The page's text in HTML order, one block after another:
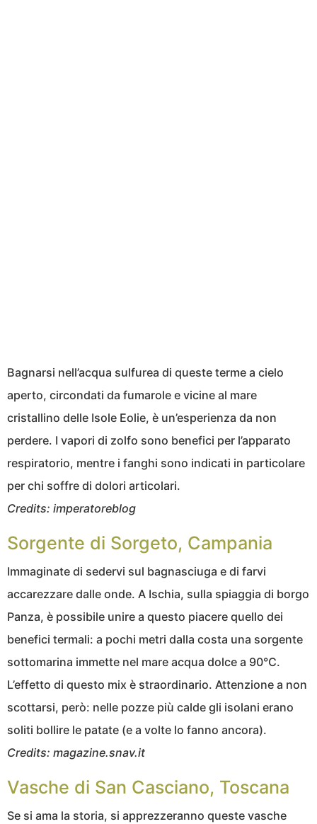
Bagnarsi nell’acqua sulfurea di queste terme a cielo
aperto, circondati da fumarole e vicine al mare
cristallino delle Isole Eolie, è un’esperienza da non
perdere. I vapori di zolfo sono benefici per l’apparato
respiratorio, mentre i fanghi sono indicati in particolare
per chi soffre di dolori articolari.
Credits: imperatoreblog
Sorgente di Sorgeto, Campania
Immaginate di sedervi sul bagnasciuga e di farvi
accarezzare dalle onde. A Ischia, sulla spiaggia di borgo
Panza, è possibile unire a questo piacere quello dei
benefici termali: a pochi metri dalla costa una sorgente
sottomarina immette nel mare acqua dolce a 90°C.
L’effetto di questo mix è straordinario. Attenzione a non
scottarsi, però: nelle pozze più calde gli isolani erano
soliti bollire le patate (e a volte lo fanno ancora).
Credits: magazine.snav.it
Vasche di San Casciano, Toscana
Se si ama la storia, si apprezzeranno queste vasche